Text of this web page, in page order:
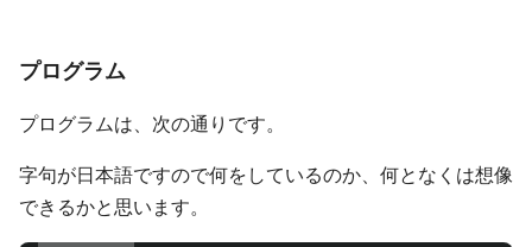
プログラム
プログラムは、次の通りです。
字句が日本語ですので何をしているのか、何となくは想像
できるかと思います。